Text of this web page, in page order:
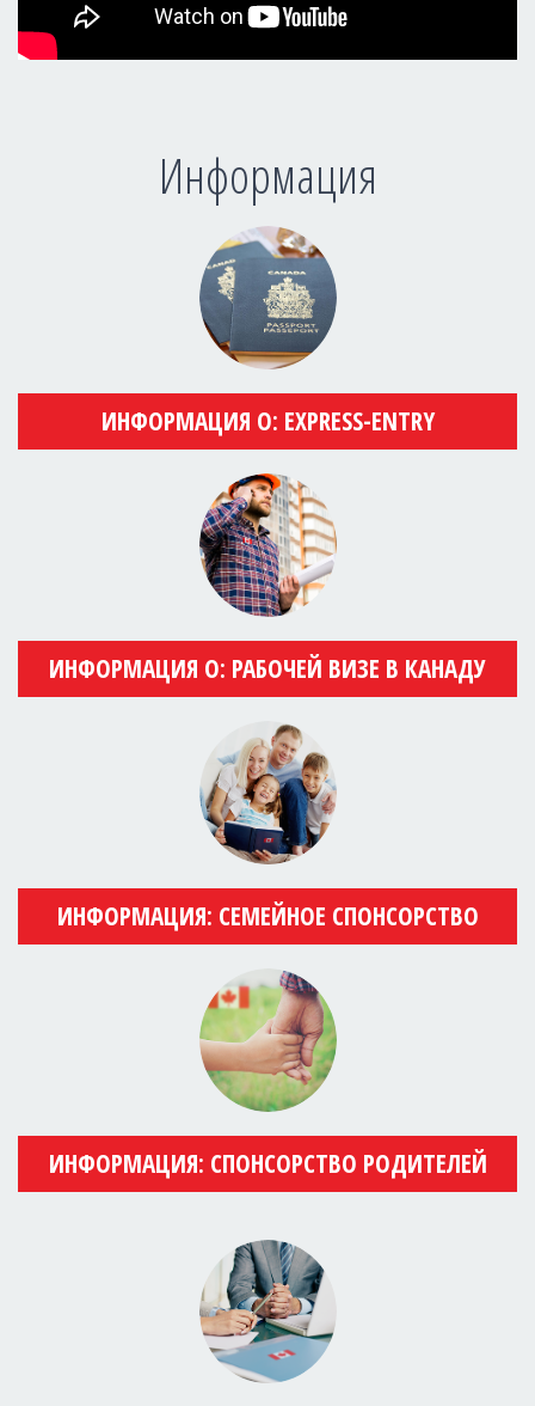
Информация
ИНФОРМАЦИЯ О: EXPRESS-ENTRY
ИНФОРМАЦИЯ О: РАБОЧЕЙ ВИЗЕ В КАНАДУ
ИНФОРМАЦИЯ: СЕМЕЙНОЕ СПОНСОРСТВО
ИНФОРМАЦИЯ: СПОНСОРСТВО РОДИТЕЛЕЙ